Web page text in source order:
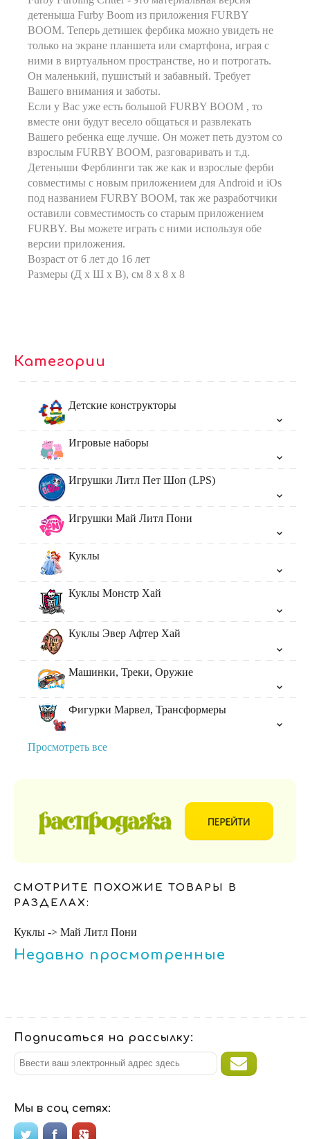
детеныша Furby Boom из приложения FURBY
BOOM. Теперь детишек фербика можно увидеть не
только на экране планшета или смартфона, играя с
ними в виртуальном пространстве, но и потрогать.
Он маленький, пушистый и забавный. Требует
Вашего внимания и заботы.
Если у Вас уже есть большой FURBY BOOM , то
вместе они будут весело общаться и развлекать
Вашего ребенка еще лучше. Он может петь дуэтом со
взрослым FURBY BOOM, разговаривать и т.д.
Детеныши Ферблинги так же как и взрослые ферби
совместимы с новым приложением для Android и iOs
под названием FURBY BOOM, так же разработчики
оставили совместимость со старым приложением
FURBY. Вы можете играть с ними используя обе
версии приложения.
Возраст от 6 лет до 16 лет
Размеры (Д х Ш х В), см 8 х 8 х 8
Категории
Детские конструкторы
Игровые наборы
Игрушки Литл Пет Шоп (LPS)
Игрушки Май Литл Пони
Куклы
Куклы Монстр Хай
Куклы Эвер Афтер Хай
Машинки, Треки, Оружие
Фигурки Марвел, Трансформеры
Просмотреть все
СМОТРИТЕ ПОХОЖИЕ ТОВАРЫ В
РАЗДЕЛАХ:
Куклы -> Май Литл Пони
Недавно просмотренные
Подписаться на рассылку:
Мы в соц сетях: